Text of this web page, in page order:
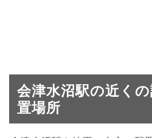
会津水沼駅の近く
置場所